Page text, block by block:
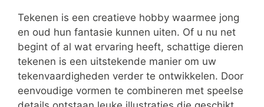
Tekenen is een creatieve hobby waarmee jong
en oud hun fantasie kunnen uiten. Of u nu net
begint of al wat ervaring heeft, schattige dieren
tekenen is een uitstekende manier om uw
tekenvaardigheden verder te ontwikkelen. Door
eenvoudige vormen te combineren met speelse